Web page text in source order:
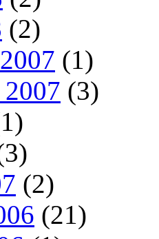
(2)
(1)
2007 (3)
(2)
(21)